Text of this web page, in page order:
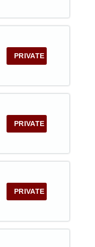
PRIVATE
PRIVATE
PRIVATE